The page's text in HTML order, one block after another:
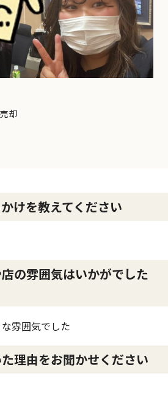
却
けを教えてください
の雰囲気はいかがでした
雰囲気でした
理由をお聞かせください